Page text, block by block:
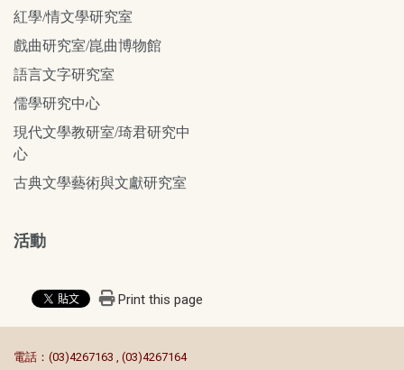
紅學/情文學研究室
戲曲研究室/崑曲博物館
語言文字研究室
儒學研究中心
現代文學教研室/琦君研究中
心
古典文學藝術與文獻研究室
活動
Print this page
電話：(03)4267163 , (03)4267164